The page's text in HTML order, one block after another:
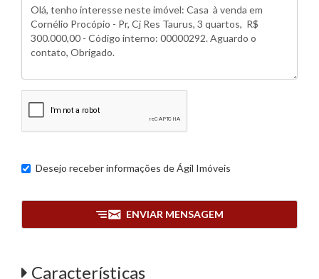
Desejo receber informações deÁgil Imóveis
ENVIAR MENSAGEM
Características